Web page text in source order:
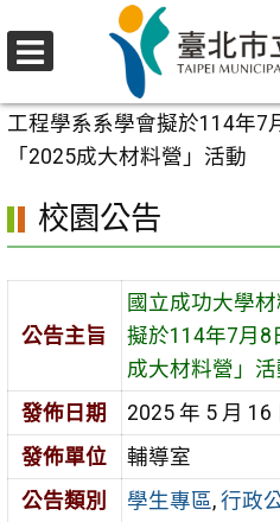
至
要
校園公告
工程學系系學會擬於114年7
「2025成大材料營」活動
校園公告
公告主旨
國立成功大學
擬於114年7月8
成大材料營」活
發佈日期
2025 年 5 月 16
發佈單位
輔導室
公告類別
學生專區, 行政
選
單